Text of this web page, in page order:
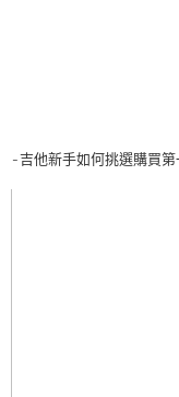
-吉他新手如何挑選購買